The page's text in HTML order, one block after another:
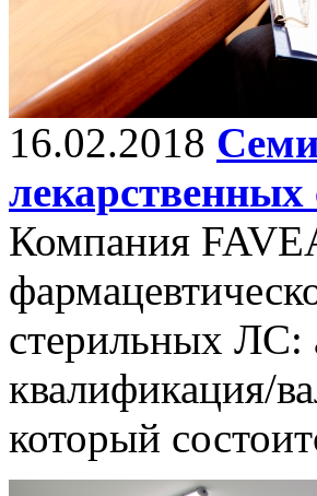
16.02.2018
лекарственных
Компания
стерильных ЛС:
квалификация/
который